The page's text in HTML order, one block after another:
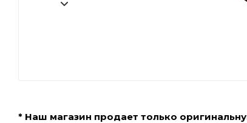
* Наш магазин продает только